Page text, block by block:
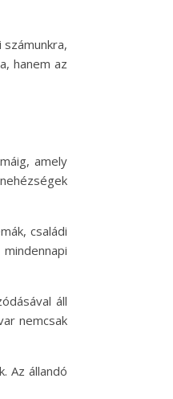
hanem az
amely
családi
áll
nemcsak
Az állandó